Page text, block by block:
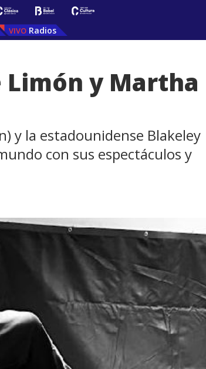
Radios
Limón y Martha
y la estadounidense Blakeley
con sus espectáculos y